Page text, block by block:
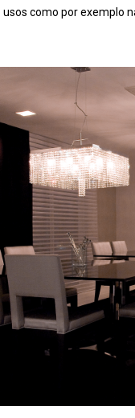
como por exemplo